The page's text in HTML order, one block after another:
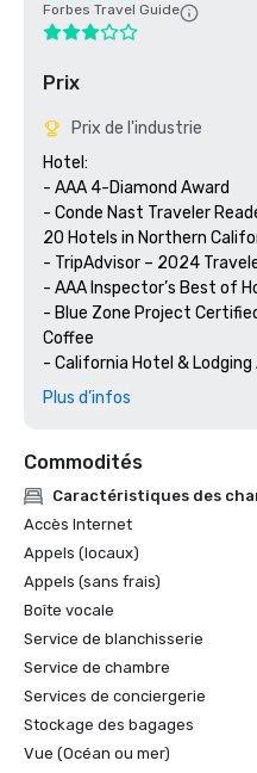
Forbes Travel Guide
Prix
Prix de l'industrie
Hotel:
- AAA 4-Diamond Award
- Conde Nast Traveler
20 Hotels in Northern
- TripAdvisor – 2024
- AAA Inspector’s Best of
- Blue Zone Project
Coffee
- California Hotel & Lodging
Sommers, Outstanding GM
Property
2024 “Best of Award of
- Monterey County Weekly
– Schooners Monterey Best
with a View
Plus d’infos
Commodités
Caractéristiques des
Accès Internet
Appels (locaux)
Appels (sans frais)
Boîte vocale
Service de blanchisserie
Service de chambre
Services de conciergerie
Stockage des bagages
Vue (Océan ou mer)